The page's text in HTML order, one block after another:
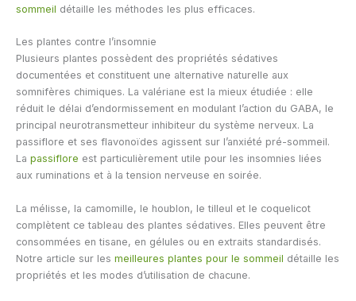
sommeil détaille les méthodes les plus efficaces.
Les plantes contre l’insomnie
Plusieurs plantes possèdent des propriétés sédatives
documentées et constituent une alternative naturelle aux
somnifères chimiques. La valériane est la mieux étudiée : elle
réduit le délai d’endormissement en modulant l’action du GABA, le
principal neurotransmetteur inhibiteur du système nerveux. La
passiflore et ses flavonoïdes agissent sur l’anxiété pré-sommeil.
La passiflore est particulièrement utile pour les insomnies liées
aux ruminations et à la tension nerveuse en soirée.
La mélisse, la camomille, le houblon, le tilleul et le coquelicot
complètent ce tableau des plantes sédatives. Elles peuvent être
consommées en tisane, en gélules ou en extraits standardisés.
Notre article sur les meilleures plantes pour le sommeil détaille les
propriétés et les modes d’utilisation de chacune.